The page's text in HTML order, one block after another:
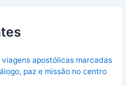
viagens apostólicas marcadas
paz e missão no centro